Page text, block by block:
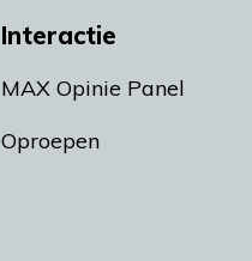
Interactie
MAX Opinie Panel
Oproepen